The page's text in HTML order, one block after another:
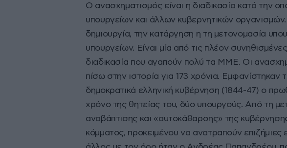
Ο ανασχηματισμός είναι η διαδικασία κατά την
υπουργείων και άλλων κυβερνητικών
δημιουργία, την κατάργηση η τη μετονομασία
υπουργείων. Είναι μία από τις πλέον
διαδικασία που αγαπούν πολύ τα ΜΜΕ. Οι
πίσω στην ιστορία για 173 χρόνια.
δημοκρατικά ελληνική κυβέρνηση (1844-47) ο
χρόνο της θητείας του, δύο υπουργούς. Από τη
αναβάπτισης και «αυτοκάθαρσης» της
κόμματος, προκειμένου να ανατραπούν